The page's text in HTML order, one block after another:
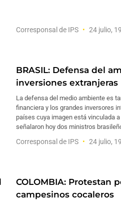
Corresponsal de IPS 24 julio,
BRASIL: Defensa del
inversiones extranjeras
La defensa del medio ambiente es
financiera y los grandes inversores
países cuya imagen está vinculada
señalaron hoy dos ministros
Corresponsal de IPS 24 julio,
COLOMBIA: Protestan
campesinos cocaleros